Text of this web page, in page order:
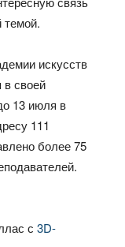
темой.
искусств
в своей
13 июля в
111
более 75
с3D-